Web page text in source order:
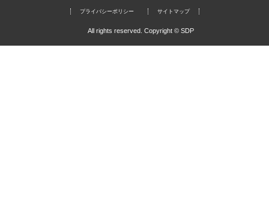
プライバシーポリシー サイトマップ
All rights reserved. Copyright © SDP